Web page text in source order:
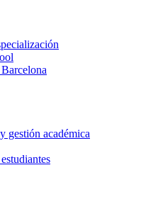
gestión académica